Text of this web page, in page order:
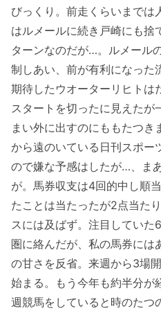
びっくり。前走くらいまでは
はルメールに続き戸崎にも捨
ターンなのだが…。ルメール
制しあい、前が有利になった
期待したウオーターリヒトは
スタートを切ったに見えたが
まい外に出すのにももたつき
から遠のいている日刊スポー
ので嫌な予感はしたが…、ま
が。馬券収支は4回的中し順
たことは当たったが2点当た
スには及ばず。注目していた
圏に絡んだが、私の馬券には
の甘さを反省。来週から3場
始まる。もう今年も約半分が
週競馬をしていると時のたつ